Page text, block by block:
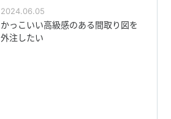
2024.06.05
かっこいい高級感のある間取り図を
外注したい